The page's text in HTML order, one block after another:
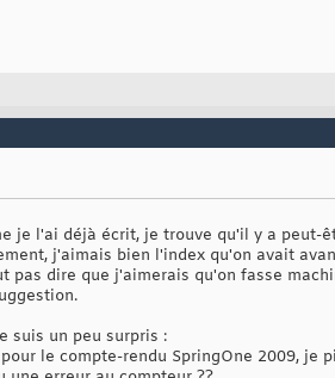
je l'ai déjà écrit, je trouve qu'il y a peut-
j'aimais bien l'index qu'on avait
pas dire que j'aimerais qu'on fasse
suis un peu surpris :
le compte-rendu SpringOne 2009, je